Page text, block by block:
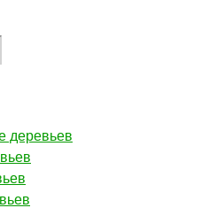
деревьев